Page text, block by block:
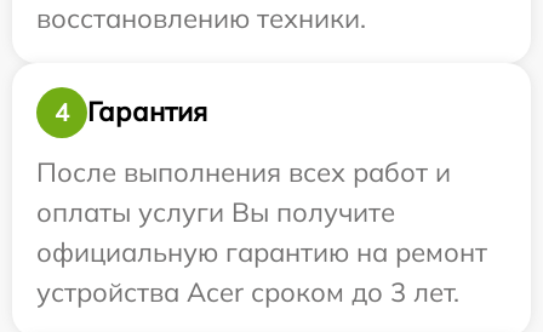
восстановлению техники.
4
Гарантия
После выполнения всех работ и
оплаты услуги Вы получите
официальную гарантию на ремонт
устройства Acer сроком до 3 лет.